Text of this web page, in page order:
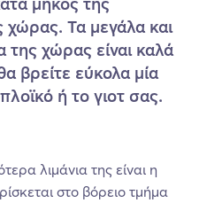
χώρας. Τα μεγάλα και
της χώρας είναι καλά
βρείτε εύκολα μία
ή το γιοτ σας.
λιμάνια της είναι η
στο βόρειο τμήμα